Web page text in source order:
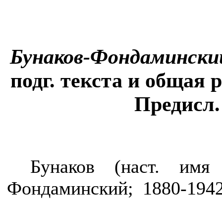
Бунаков-
подг. текста и общая
Бунаков (наст.
Фондаминский; 1880-